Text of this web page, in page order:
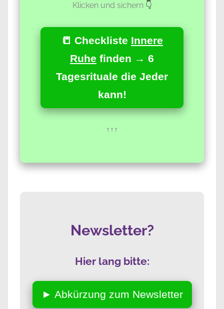
Klicken und sichern👇
📒 Checkliste Innere
Ruhe finden → 6
Tagesrituale die Jeder
kann!
↑↑↑
Newsletter?
Hier lang bitte:
► Abkürzung zum Newsletter